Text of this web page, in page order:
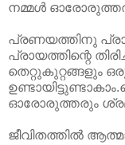
നമ്മൾ
പ്രണയത്തിനു
പ്രായത്തിന്റെ
തെറ്റുകുറ്റങ്ങളും
ഓരോരുത്തരും
ജീവിതത്തിൽ